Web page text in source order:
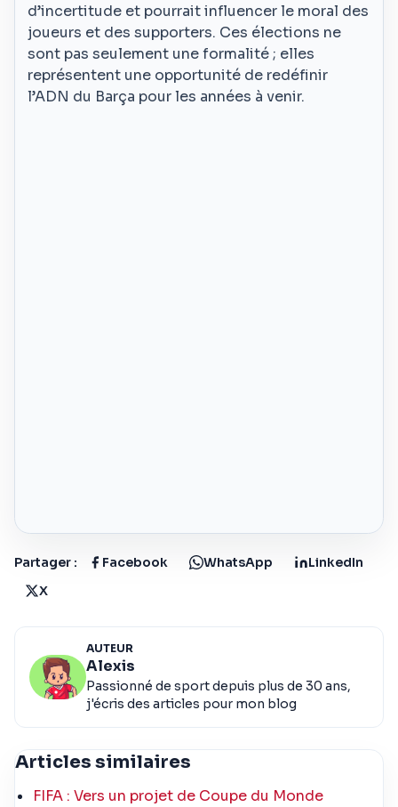
d’incertitude et pourrait influencer le moral des
joueurs et des supporters. Ces élections ne
sont pas seulement une formalité ; elles
représentent une opportunité de redéfinir
l’ADN du Barça pour les années à venir.
Partager : Facebook WhatsApp
LinkedIn
X
AUTEUR
Alexis
Passionné de sport depuis plus de 30 ans,
j'écris des articles pour mon blog
Articles similaires
FIFA : Vers un projet de Coupe du Monde